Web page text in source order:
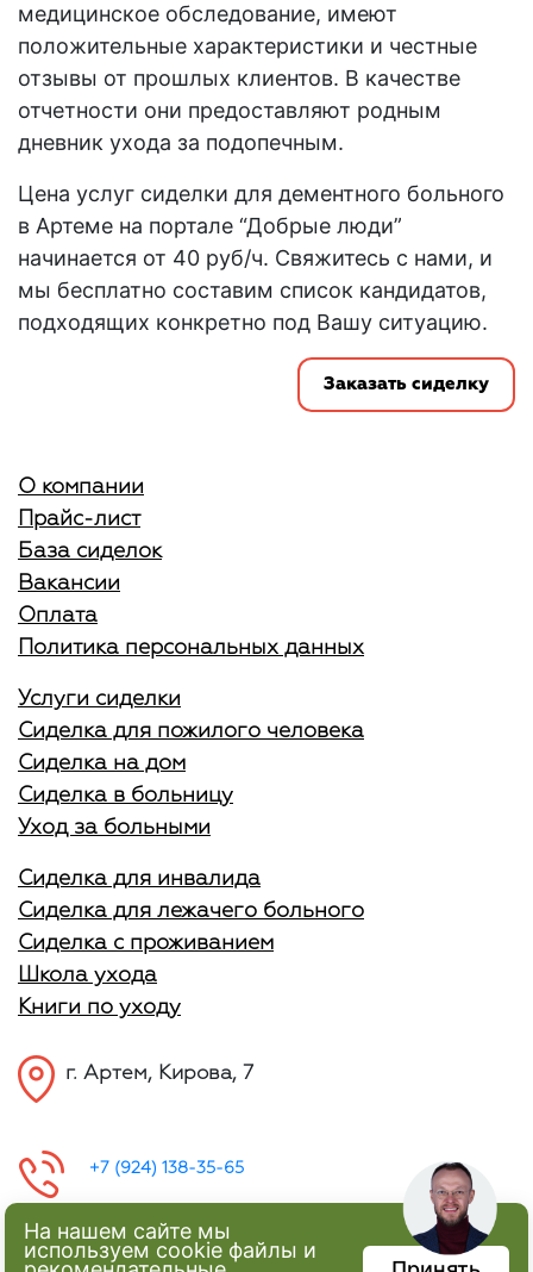
медицинское обследование, имеют
положительные характеристики и честные
отзывы от прошлых клиентов. В качестве
отчетности они предоставляют родным
дневник ухода за подопечным.
Цена услуг сиделки для дементного больного
в Артеме на портале “Добрые люди”
начинается от 40 руб/ч. Свяжитесь с нами, и
мы бесплатно составим список кандидатов,
подходящих конкретно под Вашу ситуацию.
Заказать сиделку
О компании
Прайс-лист
База сиделок
Вакансии
Оплата
Политика персональных данных
Услуги сиделки
Сиделка для пожилого человека
Сиделка на дом
Сиделка в больницу
Уход за больными
Сиделка для инвалида
Сиделка для лежачего больного
Сиделка с проживанием
Школа ухода
Книги по уходу
г. Артем, Кирова, 7
+7 (924) 138-35-65
На нашем сайте мы
используем cookie файлы и